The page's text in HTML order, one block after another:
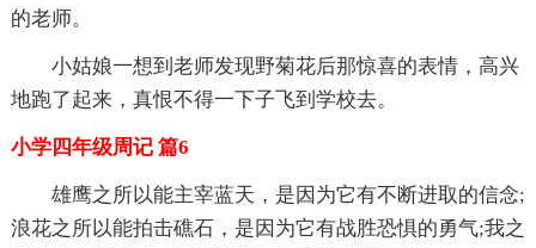
的老师。
小姑娘一想到老师发现野菊花后那惊喜的表情，高兴
地跑了起来，真恨不得一下子飞到学校去。
小学四年级周记 篇6
雄鹰之所以能主宰蓝天，是因为它有不断进取的信念;
浪花之所以能拍击礁石，是因为它有战胜恐惧的勇气;我之